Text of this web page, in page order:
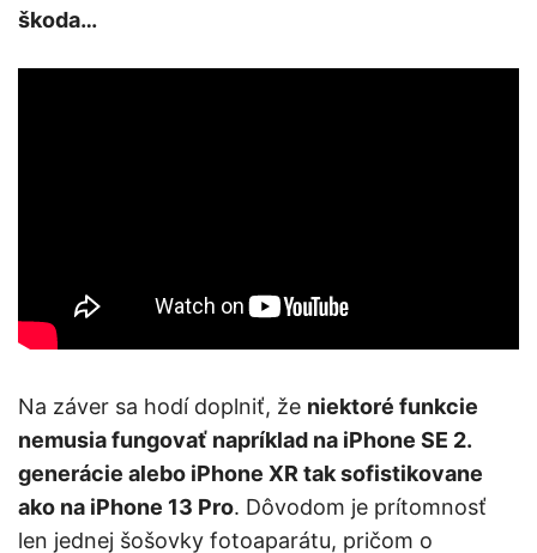
škoda…
Na záver sa hodí doplniť, že niektoré funkcie
nemusia fungovať napríklad na iPhone SE 2.
generácie alebo iPhone XR tak sofistikovane
ako na iPhone 13 Pro. Dôvodom je prítomnosť
len jednej šošovky fotoaparátu, pričom o